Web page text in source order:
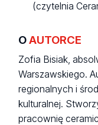
(czytelnia
OAUTORCE
Zofia Bisiak,
Warszawskiego.
regionalnych i
kulturalnej.
pracownię